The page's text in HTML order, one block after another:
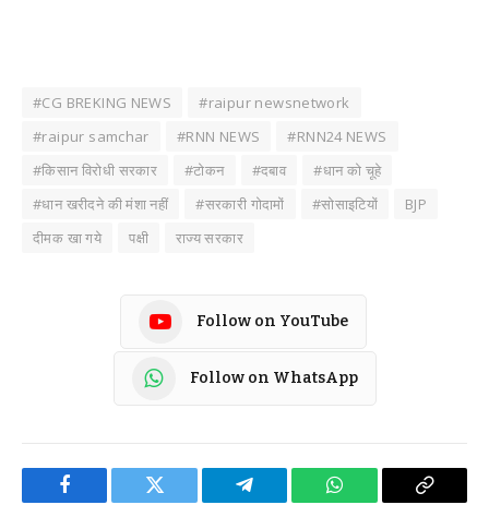
#CG BREKING NEWS
#raipur newsnetwork
#raipur samchar
#RNN NEWS
#RNN24 NEWS
#किसान विरोधी सरकार
#टोकन #दबाव
#धान को चूहे
#धान खरीदने की मंशा नहीं
#सरकारी गोदामों #सोसाइटियों
BJP
दीमक खा गये
पक्षी राज्य सरकार
Follow on YouTube
Follow on WhatsApp
Facebook Twitter Telegram WhatsApp Copy